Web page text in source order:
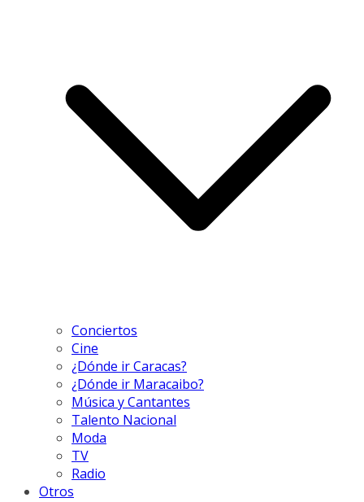
Conciertos
Cine
¿Dónde ir Caracas?
¿Dónde ir Maracaibo?
Música y Cantantes
Talento Nacional
Moda
TV
Radio
Otros